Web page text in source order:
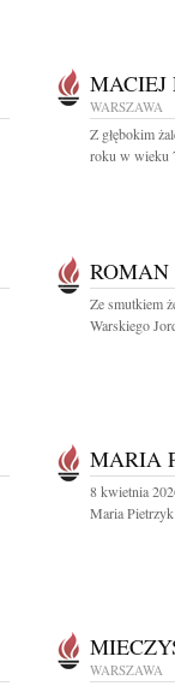
MACIEJ
WARSZAWA
Z głębokim
roku w wieku
Ze smutkiem
Warskiego
MARIA
8 kwietnia
Maria
WARSZAWA